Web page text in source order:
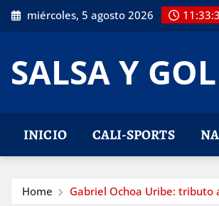
Skip
to
miércoles, 5 agosto 2026
SALSA Y
INICIO CALI-SPORTS
Home Gabriel Ochoa Uribe: